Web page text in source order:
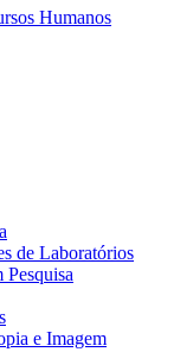
Humanos
de Laboratórios
e Imagem